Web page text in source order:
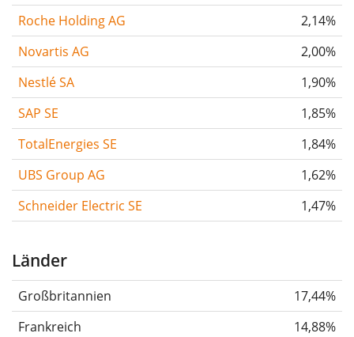
Roche Holding AG
2,14%
Novartis AG
2,00%
Nestlé SA
1,90%
SAP SE
1,85%
TotalEnergies SE
1,84%
UBS Group AG
1,62%
Schneider Electric SE
1,47%
Länder
Großbritannien
17,44%
Frankreich
14,88%